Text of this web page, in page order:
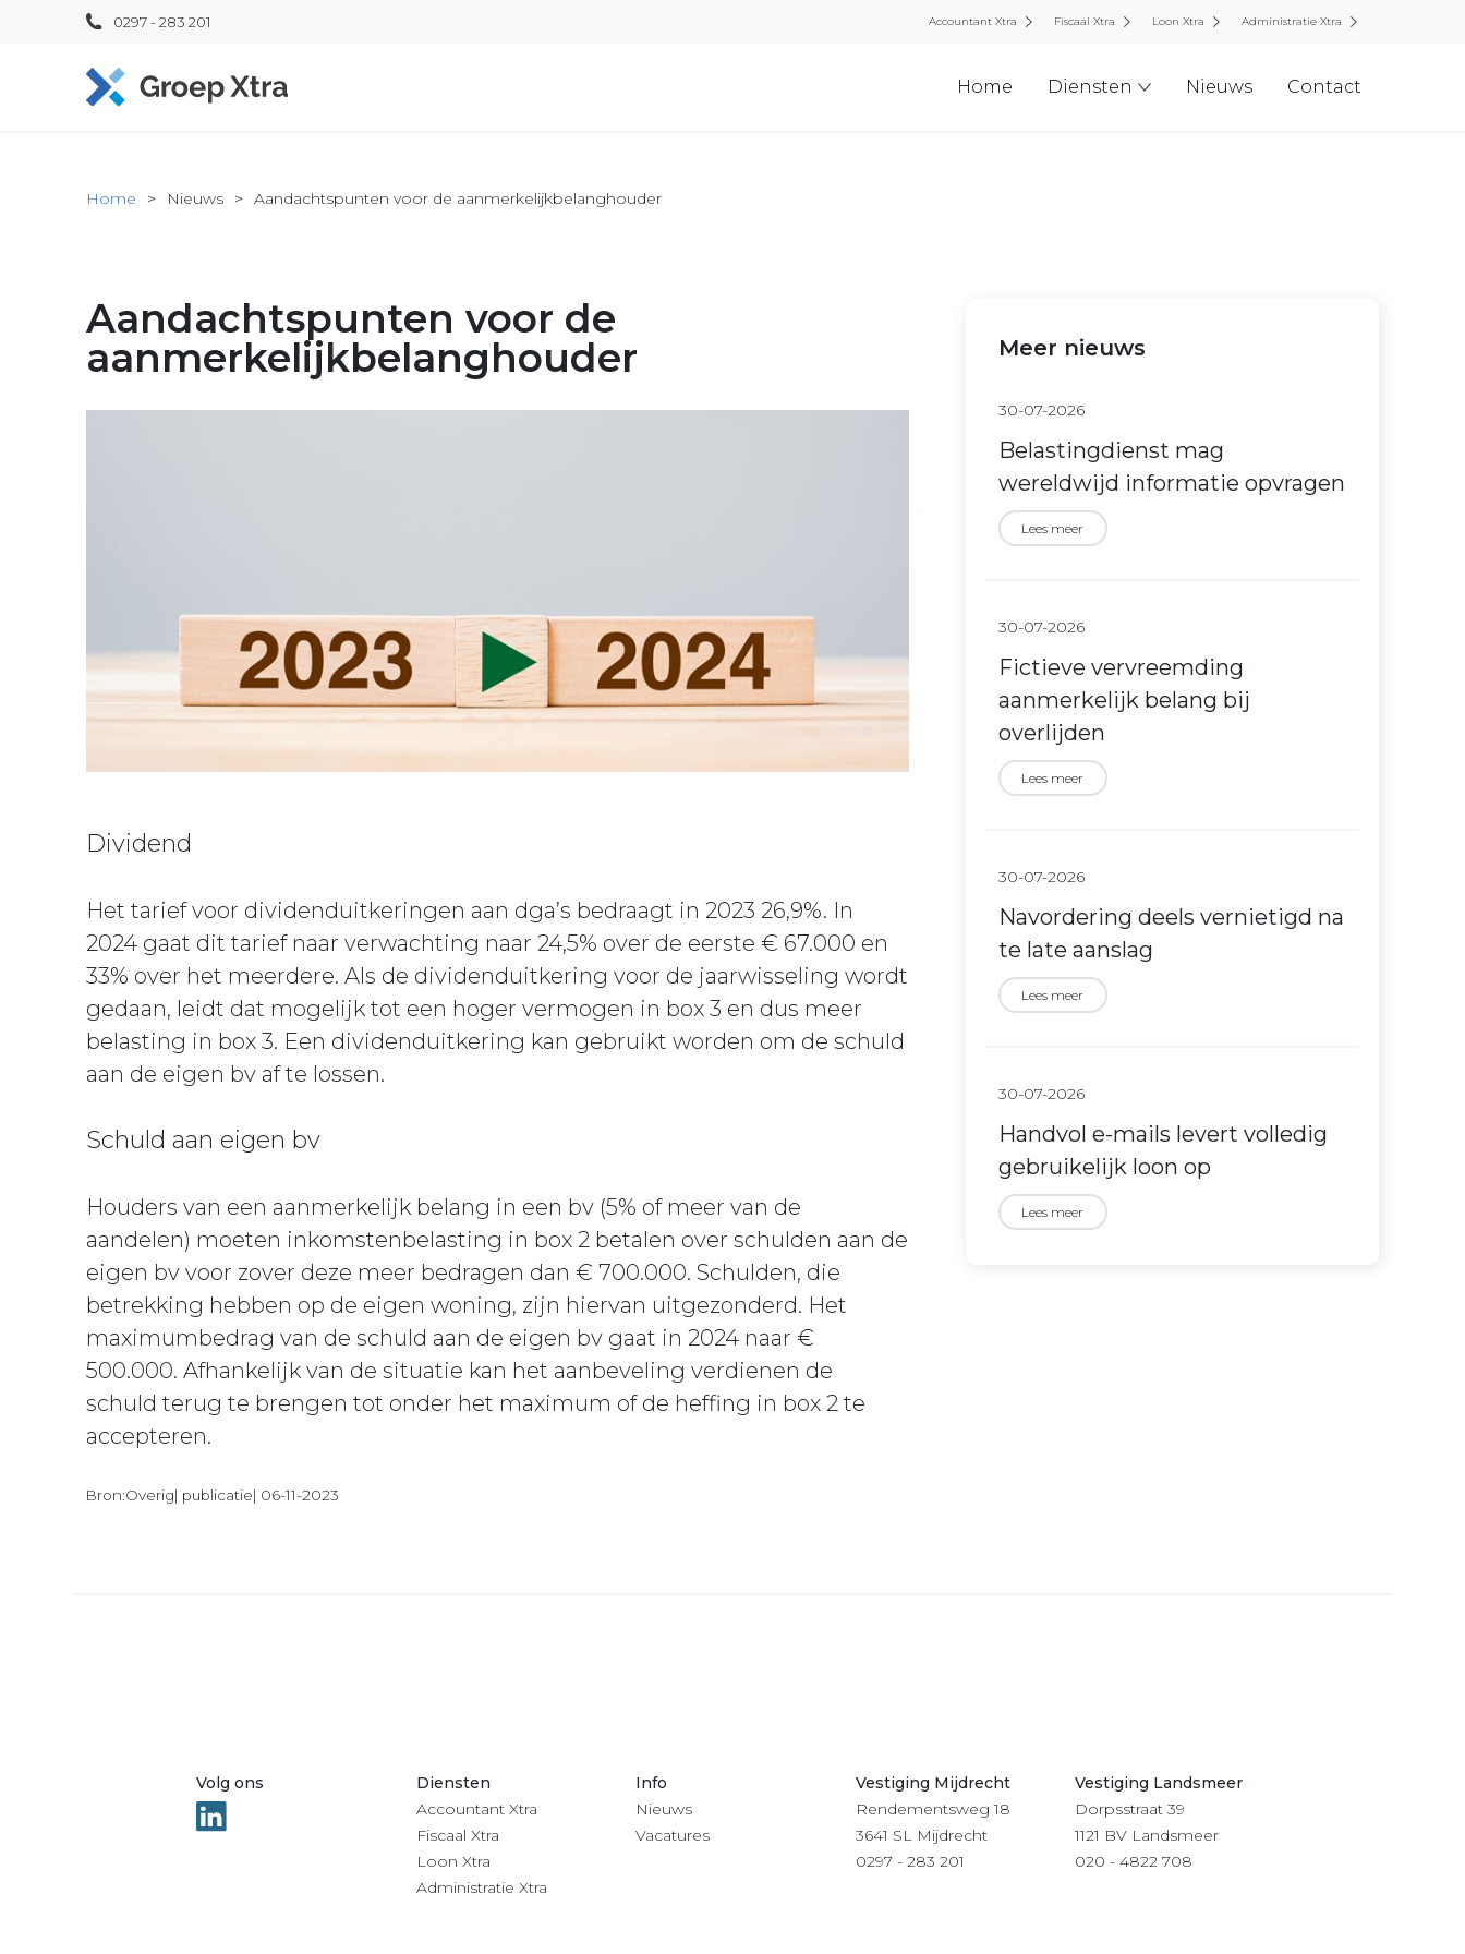
0297 - 283 201 Accountant Xtra Fiscaal Xtra Loon Xtra Administratie Xtra
Home Diensten Nieuws Contact
Home Nieuws Aandachtspunten voor de aanmerkelijkbelanghouder
Aandachtspunten voor de
aanmerkelijkbelanghouder
Dividend
Het tarief voor dividenduitkeringen aan dga’s bedraagt in 2023 26,9%. In
2024 gaat dit tarief naar verwachting naar 24,5% over de eerste € 67.000 en
33% over het meerdere. Als de dividenduitkering voor de jaarwisseling wordt
gedaan, leidt dat mogelijk tot een hoger vermogen in box 3 en dus meer
belasting in box 3. Een dividenduitkering kan gebruikt worden om de schuld
aan de eigen bv af te lossen.
Schuld aan eigen bv
Houders van een aanmerkelijk belang in een bv (5% of meer van de
aandelen) moeten inkomstenbelasting in box 2 betalen over schulden aan de
eigen bv voor zover deze meer bedragen dan € 700.000. Schulden, die
betrekking hebben op de eigen woning, zijn hiervan uitgezonderd. Het
maximumbedrag van de schuld aan de eigen bv gaat in 2024 naar €
500.000. Afhankelijk van de situatie kan het aanbeveling verdienen de
schuld terug te brengen tot onder het maximum of de heffing in box 2 te
accepteren.
Bron:Overig| publicatie| 06-11-2023
Meer nieuws
30-07-2026
Belastingdienst mag
wereldwijd informatie opvragen
Lees meer
30-07-2026
Fictieve vervreemding
aanmerkelijk belang bij
overlijden
Lees meer
30-07-2026
Navordering deels vernietigd na
te late aanslag
Lees meer
30-07-2026
Handvol e-mails levert volledig
gebruikelijk loon op
Lees meer
Volg ons
Diensten
Accountant Xtra
Fiscaal Xtra
Loon Xtra
Administratie Xtra
Info
Nieuws
Vacatures
Vestiging Mijdrecht
Rendementsweg 18
3641 SL Mijdrecht
0297 - 283 201
Vestiging Landsmeer
Dorpsstraat 39
1121 BV Landsmeer
020 - 4822 708